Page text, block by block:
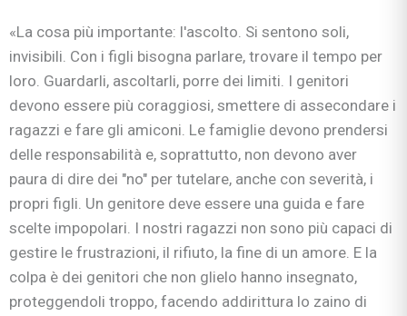
«La cosa più importante: l'ascolto. Si sentono soli,
invisibili. Con i figli bisogna parlare, trovare il tempo per
loro. Guardarli, ascoltarli, porre dei limiti. I genitori
devono essere più coraggiosi, smettere di assecondare i
ragazzi e fare gli amiconi. Le famiglie devono prendersi
delle responsabilità e, soprattutto, non devono aver
paura di dire dei "no" per tutelare, anche con severità, i
propri figli. Un genitore deve essere una guida e fare
scelte impopolari. I nostri ragazzi non sono più capaci di
gestire le frustrazioni, il rifiuto, la fine di un amore. E la
colpa è dei genitori che non glielo hanno insegnato,
proteggendoli troppo, facendo addirittura lo zaino di